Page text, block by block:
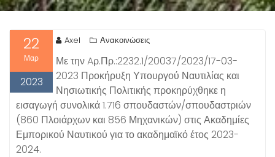
22
Μαρ
2023
Axel Ανακοινώσεις
Με την Aρ.Πρ.:2232.1/20037/2023/17-03-
2023 Προκήρυξη Υπουργού Ναυτιλίας και
Νησιωτικής Πολιτικής προκηρύχθηκε η
εισαγωγή συνολικά 1.716 σπουδαστών/σπουδαστριών
(860 Πλοιάρχων και 856 Μηχανικών) στις Ακαδημίες
Εμπορικού Ναυτικού για το ακαδημαϊκό έτος 2023-
2024.